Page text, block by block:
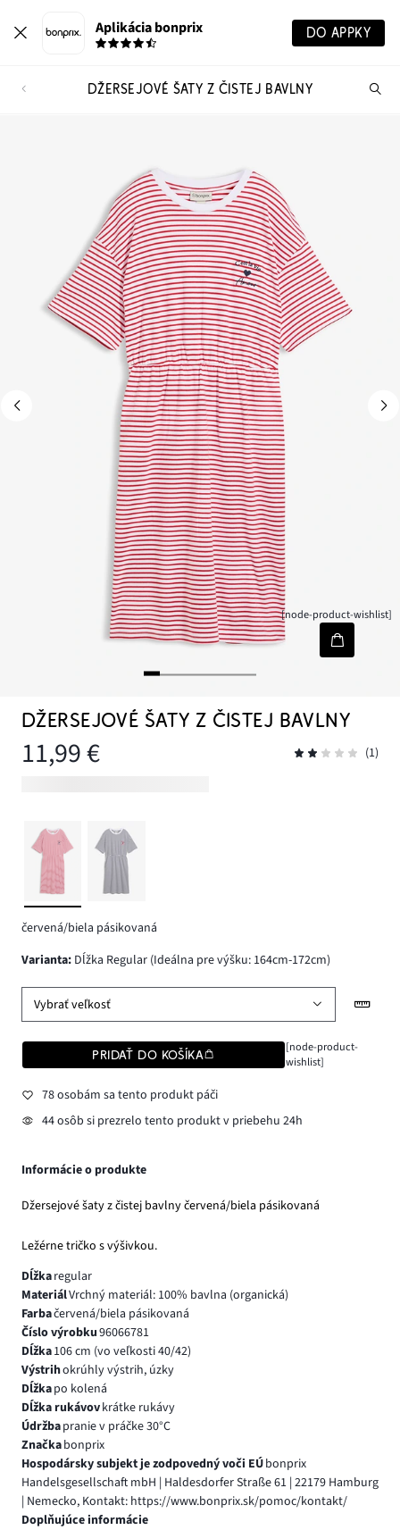
Aplikácia bonprix DO APPKY
DŽERSEJOVÉ ŠATY Z ČISTEJ BAVLNY
[node-product-wishlist]
DŽERSEJOVÉ ŠATY Z ČISTEJ BAVLNY
11,99 € (1)
červená/biela pásikovaná
varianta: Dĺžka Regular (Ideálna pre výšku: 164cm-172cm)
Vybrať veľkosť
PRIDAŤ DO KOŠÍKA
[node-product-
wishlist]
78 osobám sa tento produkt páči
44 osôb si prezrelo tento produkt v priebehu 24h
Informácie o produkte
Džersejové šaty z čistej bavlny červená/biela pásikovaná
Ležérne tričko s výšivkou.
Dĺžkaregular
MateriálVrchný materiál: 100% bavlna (organická)
Farbačervená/biela pásikovaná
Číslo výrobku96066781
Dĺžka106 cm (vo veľkosti 40/42)
Výstrihokrúhly výstrih, úzky
Dĺžkapo kolená
Dĺžka rukávovkrátke rukávy
Údržbapranie v práčke 30°C
Značkabonprix
Hospodársky subjekt je zodpovedný voči EÚbonprix
Handelsgesellschaft mbH | Haldesdorfer Straße 61 | 22179 Hamburg
| Nemecko, Kontakt: https://www.bonprix.sk/pomoc/kontakt/
Doplňujúce informácie